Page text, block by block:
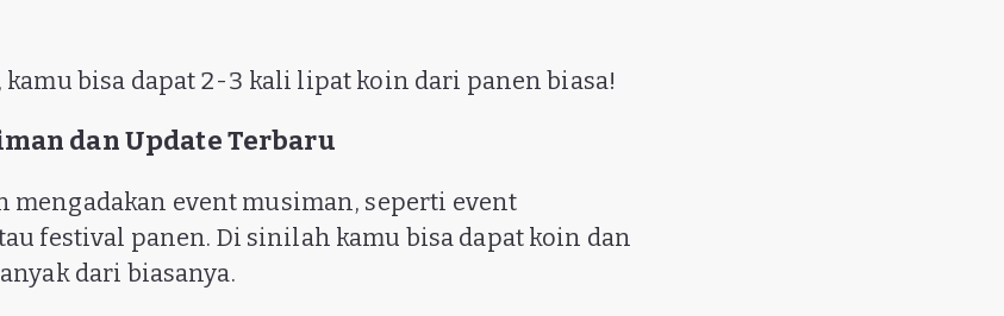
bisa dapat 2-3 kali lipat koin dari panen biasa!
dan Update Terbaru
mengadakan event musiman, seperti event
festival panen. Di sinilah kamu bisa dapat koin dan
dari biasanya.